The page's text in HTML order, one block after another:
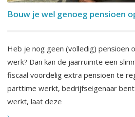
Bouw je wel genoeg pensioen
Heb je nog geen (volledig) pensioen
werk? Dan kan de jaarruimte een
fiscaal voordelig extra pensioen te
parttime werkt, bedrijfseigenaar
werkt, laat deze